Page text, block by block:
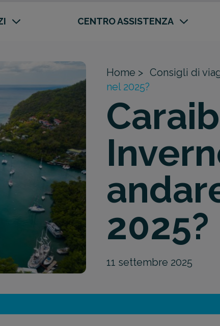
CENTRO ASSISTENZA
Home > Consigli di
nel 2025?
2025?
11 settembre 2025